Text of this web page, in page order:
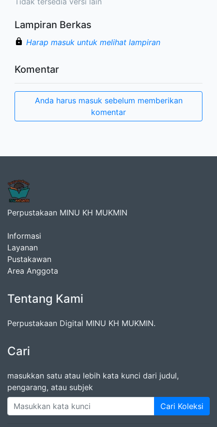
Lampiran Berkas
Harap masuk untuk melihat lampiran
Komentar
Anda harus masuk sebelum memberikan
komentar
Perpustakaan MINU KH MUKMIN
Informasi
Layanan
Pustakawan
Area Anggota
Tentang Kami
Perpustakaan Digital MINU KH MUKMIN.
Cari
masukkan satu atau lebih kata kunci dari judul,
pengarang, atau subjek
Cari Koleksi